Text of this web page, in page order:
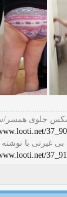
جلوی همسر/
بی غیرتی با